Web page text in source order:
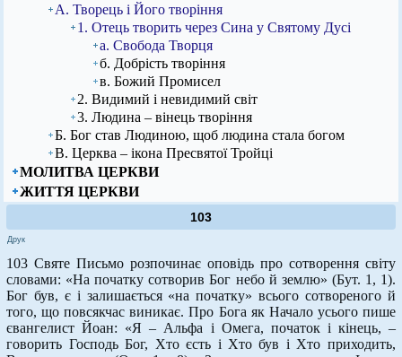
А. Творець і Його творіння
1. Отець творить через Сина у Святому Дусі
а. Свобода Творця
б. Добрість творіння
в. Божий Промисел
2. Видимий і невидимий світ
3. Людина – вінець творіння
Б. Бог став Людиною, щоб людина стала богом
В. Церква – ікона Пресвятої Тройці
МОЛИТВА ЦЕРКВИ
ЖИТТЯ ЦЕРКВИ
103
Друк
103 Святе Письмо розпочинає оповідь про сотворення світу
словами: «На початку сотворив Бог небо й землю» (Бут. 1, 1).
Бог був, є і залишається «на початку» всього сотвореного й
того, що повсякчас виникає. Про Бога як Начало усього пише
євангелист Йоан: «Я – Альфа і Омега, початок і кінець, –
говорить Господь Бог, Хто єсть і Хто був і Хто приходить,